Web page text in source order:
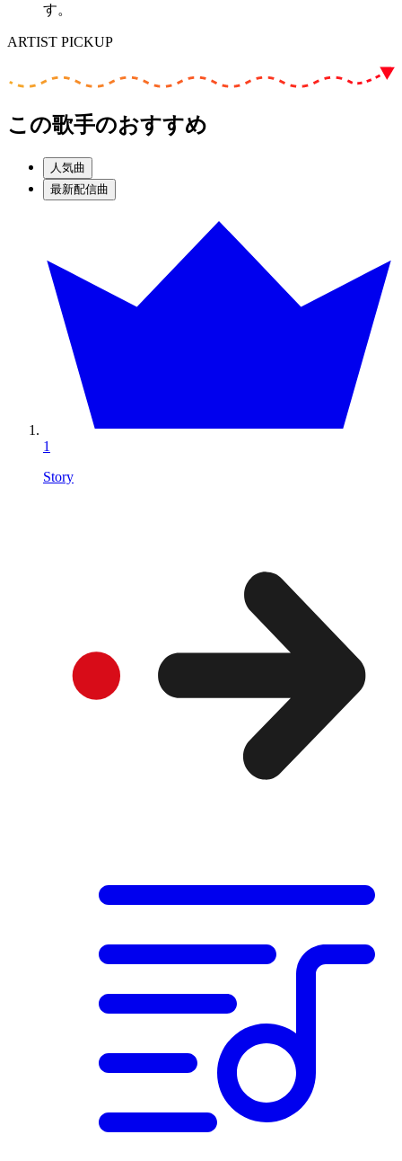
す。
ARTIST PICKUP
この歌手のおすすめ
人気曲
最新配信曲
1
Story